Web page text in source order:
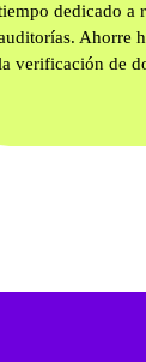
dedicado a
Ahorre
verificación de